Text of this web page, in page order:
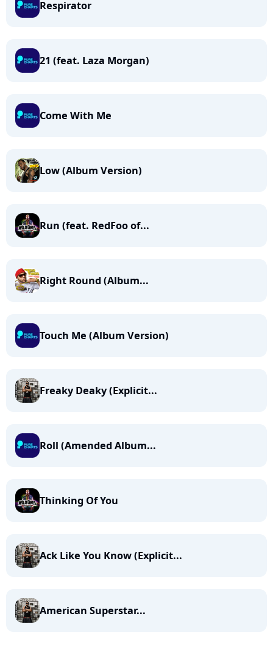
Respirator
21 (feat. Laza Morgan)
Come With Me
Low (Album Version)
Run (feat. RedFoo of...
Right Round (Album...
Touch Me (Album Version)
Freaky Deaky (Explicit...
Roll (Amended Album...
Thinking Of You
Ack Like You Know (Explicit...
American Superstar...